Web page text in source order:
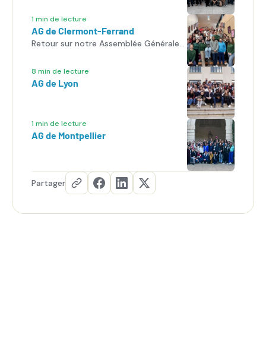
1 min de lecture
AG de Clermont-Ferrand
Retour sur notre Assemblée Générale
8 min de lecture
AG de Lyon
1 min de lecture
AG de Montpellier
Partager